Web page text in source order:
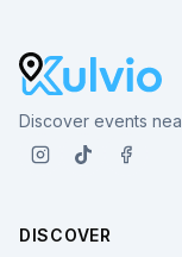
Discover events
DISCOVER